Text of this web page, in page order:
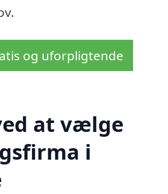
og uforpligtende
at vælge
i